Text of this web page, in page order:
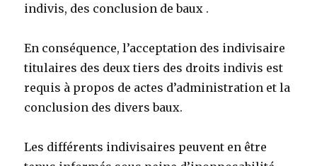
indivis, des conclusion de baux .
En conséquence, l’acceptation des indivisaire
titulaires des deux tiers des droits indivis est
requis à propos de actes d’administration et la
conclusion des divers baux.
Les différents indivisaires peuvent en être